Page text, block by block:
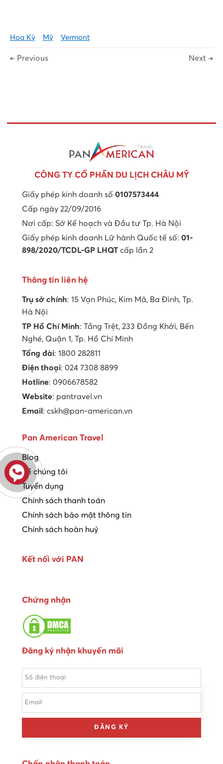
Hoa Kỳ Mỹ Vermont
← Previous Next →
CÔNG TY CỔ PHẦN DU LỊCH CHÂU MỸ
Giấy phép kinh doanh số 0107573444
Cấp ngày 22/09/2016
Nơi cấp: Sở Kế hoạch và Đầu tư Tp. Hà Nội
Giấy phép kinh doanh Lữ hành Quốc tế số: 01-
898/2020/TCDL-GP LHQT cấp lần 2
Thông tin liên hệ
Trụ sở chính: 15 Vạn Phúc, Kim Mã, Ba Đình, Tp.
Hà Nội
TP Hồ Chí Minh: Tầng Trệt, 233 Đồng Khởi, Bến
Nghé, Quận 1, Tp. Hồ Chí Minh
Tổng đài: 1800 282811
Điện thoại: 024 7308 8899
Hotline: 0906678582
Website: pantravel.vn
Email : cskh@pan-american.vn
Pan American Travel
Blog
Về chúng tôi
Tuyển dụng
Chính sách thanh toán
Chính sách bảo mật thông tin
Chính sách hoàn huỷ
Kết nối với PAN
Chứng nhận
Đăng ký nhận khuyến mãi
ĐĂNG KÝ